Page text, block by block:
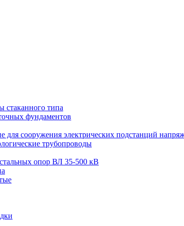
стаканного типа
фундаментов
для сооружения электрических подстанций
трубопроводы
опор ВЛ 35-500 кВ